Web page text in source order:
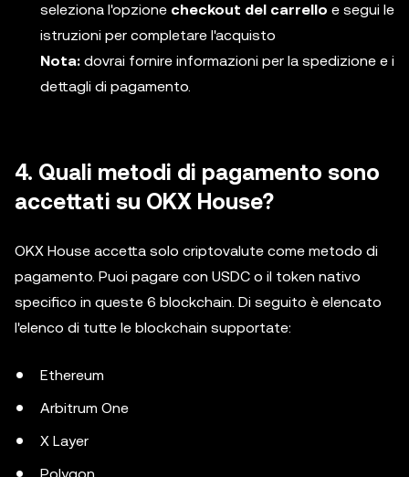
seleziona l'opzione checkout del carrello e segui le
istruzioni per completare l'acquisto
Nota: dovrai fornire informazioni per la spedizione e i
dettagli di pagamento.
4. Quali metodi di pagamento sono
accettati su OKX House?
OKX House accetta solo criptovalute come metodo di
pagamento. Puoi pagare con USDC o il token nativo
specifico in queste 6 blockchain. Di seguito è elencato
l'elenco di tutte le blockchain supportate:
Ethereum
Arbitrum One
X Layer